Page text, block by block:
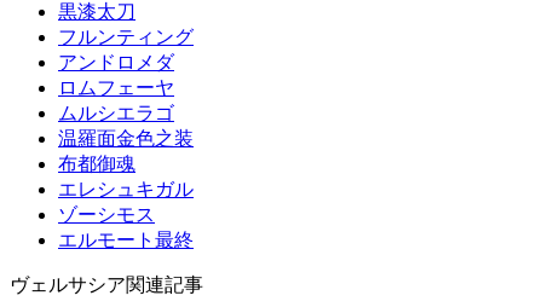
黒漆太刀
フルンティング
アンドロメダ
ロムフェーヤ
ムルシエラゴ
温羅面金色之装
布都御魂
エレシュキガル
ゾーシモス
エルモート最終
ヴェルサシア関連記事